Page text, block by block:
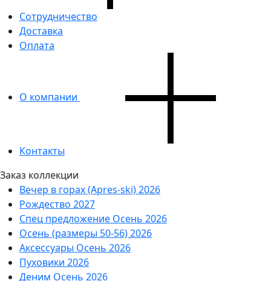
Сотрудничество
Доставка
Оплата
О компании
Контакты
Заказ коллекции
Вечер в горах (Apres-ski) 2026
Рождество 2027
Спец предложение Осень 2026
Осень (размеры 50-56) 2026
Аксессуары Осень 2026
Пуховики 2026
Деним Осень 2026